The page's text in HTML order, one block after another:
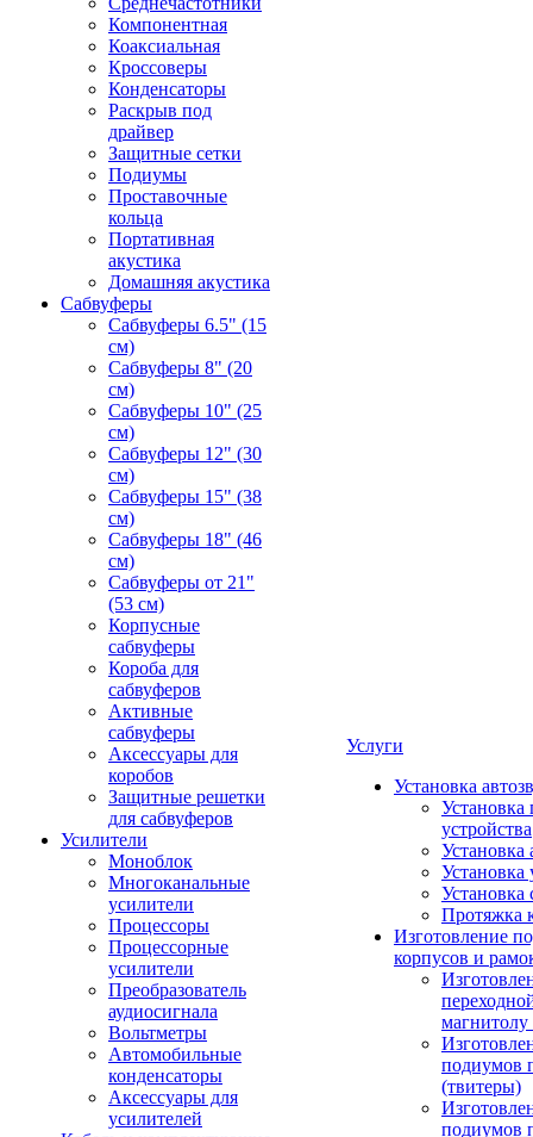
Компонентная
Коаксиальная
Кроссоверы
Конденсаторы
Раскрыв под
драйвер
Защитные сетки
Подиумы
Проставочные
кольца
Портативная
акустика
Домашняя акустика
Сабвуферы
Сабвуферы 6.5" (15
см)
Сабвуферы 8" (20
см)
Сабвуферы 10" (25
см)
Сабвуферы 12" (30
см)
Сабвуферы 15" (38
см)
Сабвуферы 18" (46
см)
Сабвуферы от 21"
(53 см)
Корпусные
сабвуферы
Короба для
сабвуферов
Активные
сабвуферы
Аксессуары для
коробов
Защитные решетки
для сабвуферов
Усилители
Моноблок
Многоканальные
усилители
Процессоры
Процессорные
усилители
Преобразователь
аудиосигнала
Вольтметры
Автомобильные
конденсаторы
Аксессуары для
усилителей
Услуги
Установка
Установка
устройства
Установка
Установка
Установка
Протяжка
Изготовление
корпусов и
подиумов
(твитеры)
подиумов